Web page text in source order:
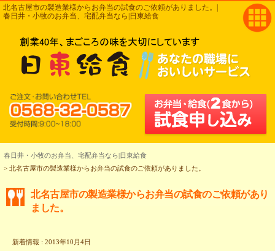
北名古屋市の製造業様からお弁当の試食のご依頼がありました。|
春日井・小牧のお弁当、宅配弁当なら|日東給食
春日井・小牧のお弁当、宅配弁当なら|日東給食
> 北名古屋市の製造業様からお弁当の試食のご依頼がありました。
北名古屋市の製造業様からお弁当の試食のご依頼があり
ました。
新着情報 : 2013年10月4日